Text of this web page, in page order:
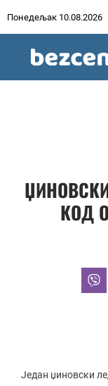
Понедељак 10.08.2026
КОД
Један џиновски